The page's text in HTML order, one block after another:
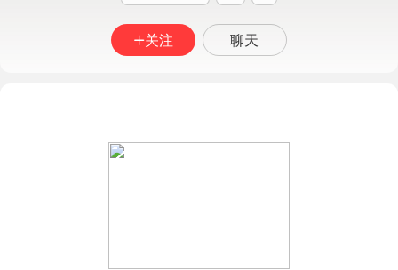
关注 聊天